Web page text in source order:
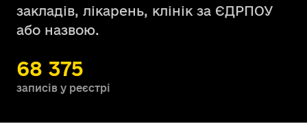
закладів, лікарень, клінік за ЄДРПОУ
або назвою.
68 375
записів у реєстрі